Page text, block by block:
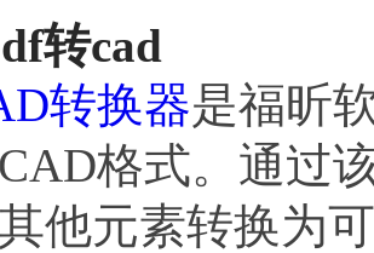
转cad
转换器是福昕
格式。通过
他元素转换为